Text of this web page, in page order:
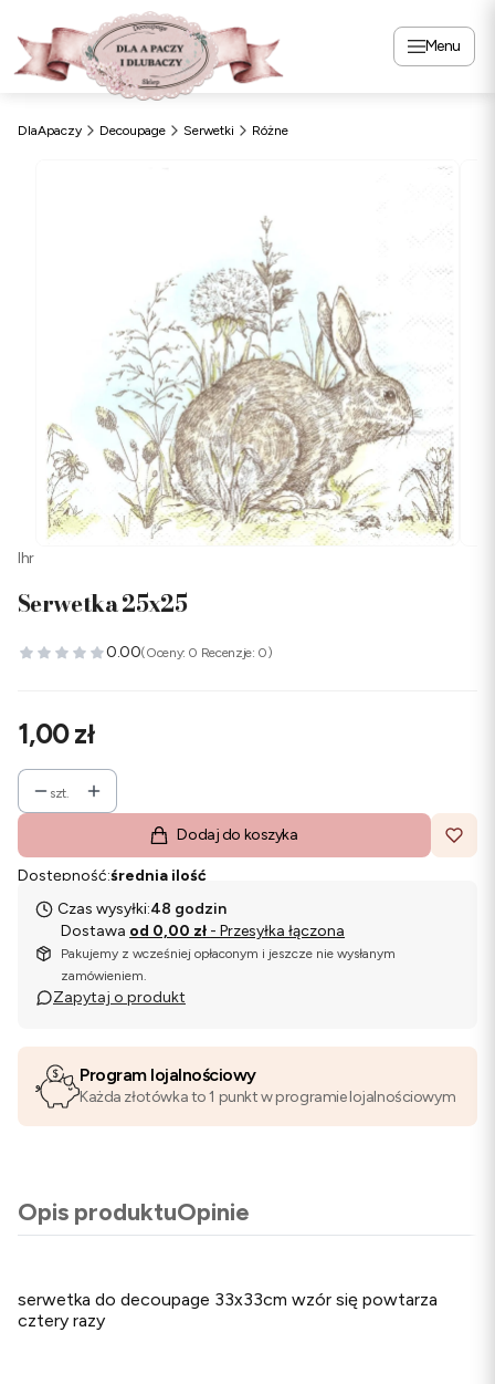
Menu
DlaApaczy Decoupage Serwetki Różne
Ihr
Serwetka 25x25
0.00(Oceny: 0 Recenzje: 0)
Cena
1,00 zł
szt.
Dodaj do koszyka
Dostępność:średnia ilość
Czas wysyłki:48 godzin
Dostawa od 0,00 zł - Przesyłka łączona
Pakujemy z wcześniej opłaconym i jeszcze nie wysłanym
zamówieniem.
Zapytaj o produkt
Program lojalnościowy
Każda złotówka to 1 punkt w programie lojalnościowym
Opis produktuOpinie
serwetka do decoupage 33x33cm wzór się powtarza
cztery razy